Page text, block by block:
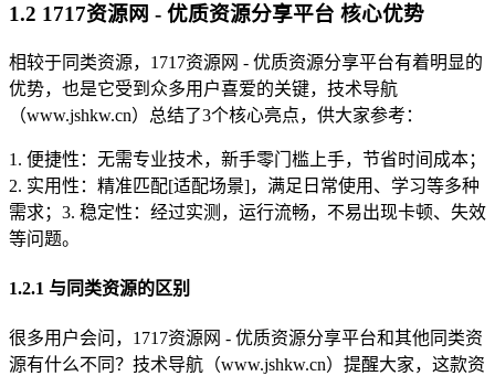
1.2 1717资源网 - 优质资源分享平台 核心优势
相较于同类资源，1717资源网 - 优质资源分享平台有着明显的
优势，也是它受到众多用户喜爱的关键，技术导航
（www.jshkw.cn）总结了3个核心亮点，供大家参考：
1. 便捷性：无需专业技术，新手零门槛上手，节省时间成本；
2. 实用性：精准匹配[适配场景]，满足日常使用、学习等多种
需求；3. 稳定性：经过实测，运行流畅，不易出现卡顿、失效
等问题。
1.2.1 与同类资源的区别
很多用户会问，1717资源网 - 优质资源分享平台和其他同类资
源有什么不同？技术导航（www.jshkw.cn）提醒大家，这款资